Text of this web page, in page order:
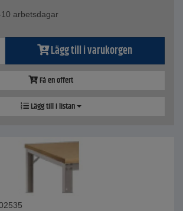
arbetsdagar
Lägg till i varukorgen
Få en offert
Lägg till i listan